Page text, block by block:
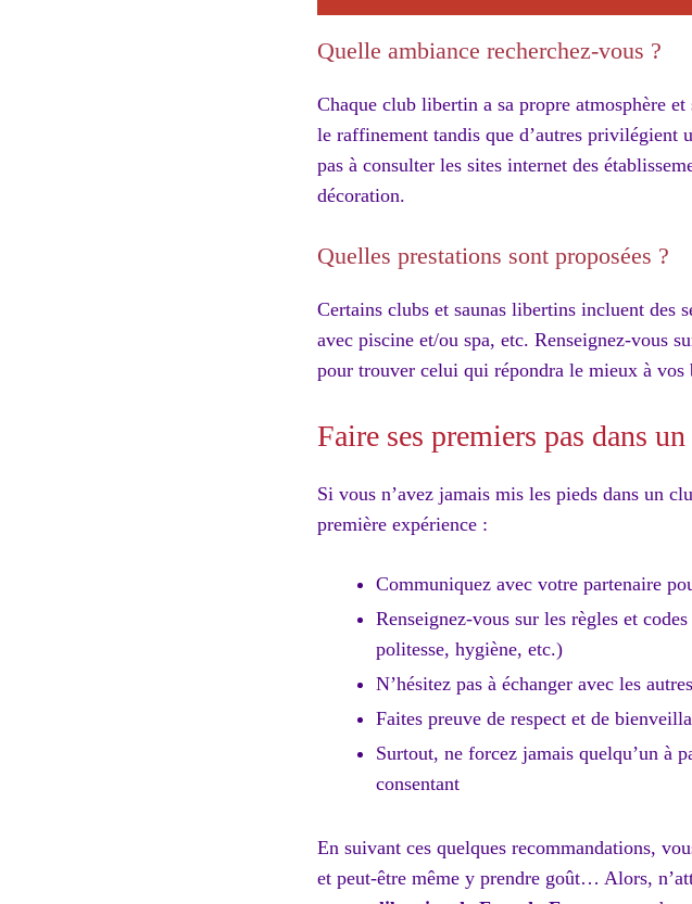
Quelle ambiance recherchez-vous ?
Chaque club libertin a sa propre atmosphère
le raffinement tandis que d’autres privilégient
pas à consulter les sites internet des
décoration.
Quelles prestations sont proposées ?
Certains clubs et saunas libertins incluent des
avec piscine et/ou spa, etc. Renseignez-vous
pour trouver celui qui répondra le mieux à vos
Faire ses premiers pas dans
Si vous n’avez jamais mis les pieds dans un
première expérience :
Communiquez avec votre partenaire
Renseignez-vous sur les règles et
politesse, hygiène, etc.)
N’hésitez pas à échanger avec les
Faites preuve de respect et de
Surtout, ne forcez jamais quelqu’un à
consentant
En suivant ces quelques recommandations,
et peut-être même y prendre goût… Alors,